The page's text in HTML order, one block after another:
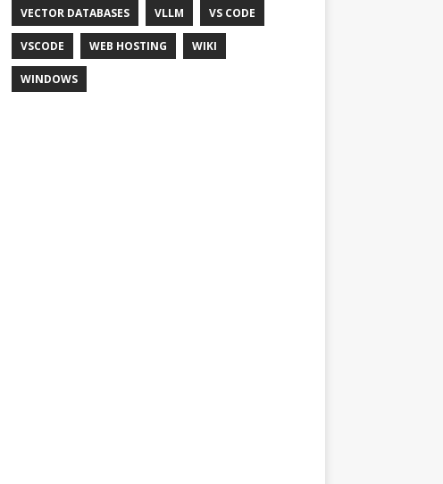
VECTOR DATABASES VLLM VS CODE
VSCODE WEB HOSTING WIKI
WINDOWS